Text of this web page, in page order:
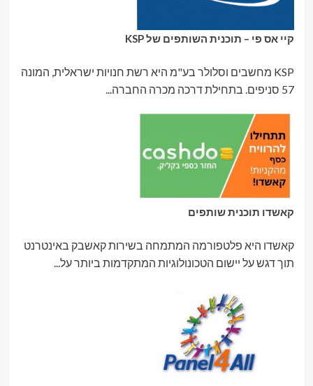
קיי אס פי – תוכנית השותפים של KSP
KSP מחשבים וסלולר בע"מ היא רשת חנויות ישראלית, המונה
57 סניפים. בתחילת דרכה מכרה החברה...
קאשדו תוכנית שותפים
קאשדו היא פלטפורמה המתמחה בשירות קאשבק באינטרנט
תוך דגש על יישום הטכונולוגיות המתקדמות ביותר על...